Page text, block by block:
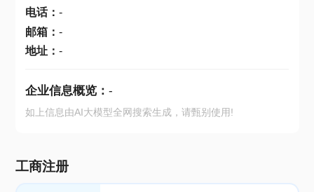
电话： -
邮箱： -
地址： -
企业信息概览： -
如上信息由AI大模型全网搜索生成，请甄别使用!
工商注册